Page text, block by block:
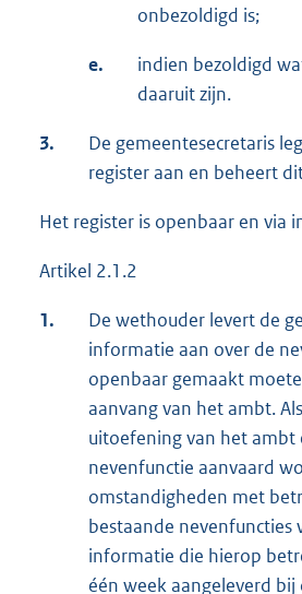
onbezoldigd is;
e.
indien bezoldigd
daaruit zijn.
3.
De gemeentesecretaris
register aan en beheert
Het register is openbaar en via
Artikel 2.1.2
1.
De wethouder levert de
informatie aan over de
openbaar gemaakt
aanvang van het ambt.
uitoefening van het ambt
nevenfunctie aanvaard
omstandigheden met
bestaande nevenfuncties
informatie die hierop
één week aangeleverd bij